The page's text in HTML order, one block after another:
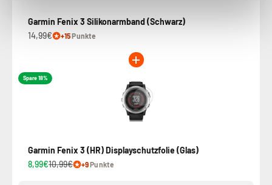
Garmin Fenix 3 Silikonarmband (Schwarz)
14,99€
+15Punkte
Spare 18%
Garmin Fenix 3 (HR) Displayschutzfolie (Glas)
8,99€10,99€ +9Punkte